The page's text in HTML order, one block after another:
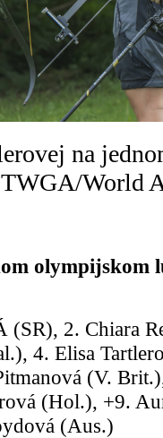
na
World
olympijskom
2. Chiara
4. Elisa
(V.
(Hol.), +9.
(Aus.)